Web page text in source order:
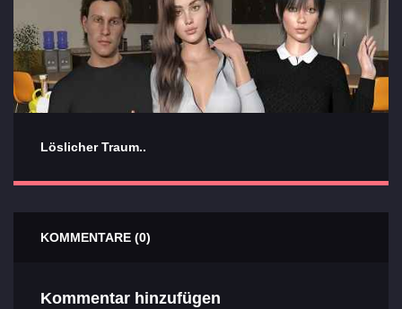
Löslicher Traum..
KOMMENTARE (0)
Kommentar hinzufügen